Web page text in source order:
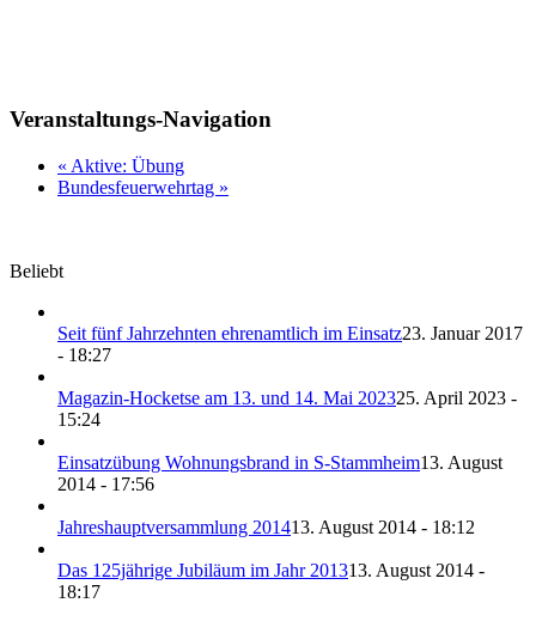
Veranstaltungs-Navigation
« Aktive: Übung
Bundesfeuerwehrtag »
Beliebt
Seit fünf Jahrzehnten ehrenamtlich im Einsatz23. Januar 2017
- 18:27
Magazin-Hocketse am 13. und 14. Mai 202325. April 2023 -
15:24
Einsatzübung Wohnungsbrand in S-Stammheim13. August
2014 - 17:56
Jahreshauptversammlung 201413. August 2014 - 18:12
Das 125jährige Jubiläum im Jahr 201313. August 2014 -
18:17